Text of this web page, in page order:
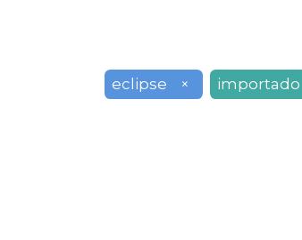
eclipse × importado